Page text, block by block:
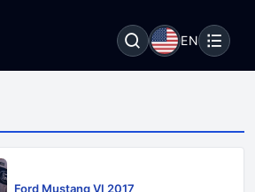
EN
Ford Mustang VI 2017